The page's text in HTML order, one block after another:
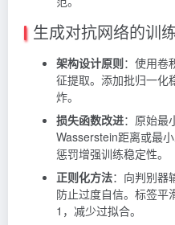
生成对抗网络的训
架构设计原则：使用卷
征提取。添加批归一化
炸。
损失函数改进：原始最
Wasserstein距离或最
惩罚增强训练稳定性。
正则化方法：向判别器
防止过度自信。标签平
1，减少过拟合。